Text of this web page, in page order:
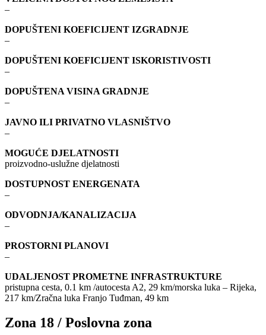
–
DOPUŠTENI KOEFICIJENT IZGRADNJE
–
DOPUŠTENI KOEFICIJENT ISKORISTIVOSTI
–
DOPUŠTENA VISINA GRADNJE
–
JAVNO ILI PRIVATNO VLASNIŠTVO
–
MOGUĆE DJELATNOSTI
proizvodno-uslužne djelatnosti
DOSTUPNOST ENERGENATA
–
ODVODNJA/KANALIZACIJA
–
PROSTORNI PLANOVI
–
UDALJENOST PROMETNE INFRASTRUKTURE
pristupna cesta, 0.1 km /autocesta A2, 29 km/morska luka – Rijeka,
217 km/Zračna luka Franjo Tuđman, 49 km
Zona 18 / Poslovna zona